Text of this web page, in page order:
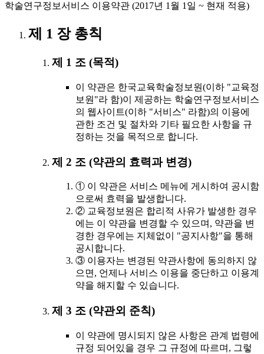
학술연구정보서비스 이용약관 (2017년 1월 1일 ~ 현재 적용)
제 1 장 총칙
제 1 조 (목적)
이 약관은 한국교육학술정보원(이하 "교육정
보원"라 함)이 제공하는 학술연구정보서비스
의 웹사이트(이하 "서비스" 라함)의 이용에
관한 조건 및 절차와 기타 필요한 사항을 규
정하는 것을 목적으로 합니다.
제 2 조 (약관의 효력과 변경)
① 이 약관은 서비스 메뉴에 게시하여 공시함
으로써 효력을 발생합니다.
② 교육정보원은 합리적 사유가 발생한 경우
에는 이 약관을 변경할 수 있으며, 약관을 변
경한 경우에는 지체없이 "공지사항"을 통해
공시합니다.
③ 이용자는 변경된 약관사항에 동의하지 않
으면, 언제나 서비스 이용을 중단하고 이용계
약을 해지할 수 있습니다.
제 3 조 (약관외 준칙)
이 약관에 명시되지 않은 사항은 관계 법령에
규정 되어있을 경우 그 규정에 따르며, 그렇